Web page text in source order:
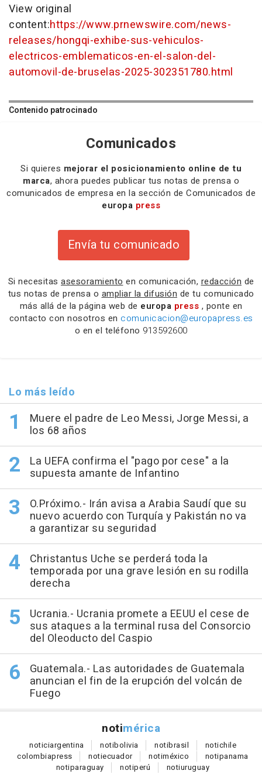
View original
content:https://www.prnewswire.com/news-
releases/hongqi-exhibe-sus-vehiculos-
electricos-emblematicos-en-el-salon-del-
automovil-de-bruselas-2025-302351780.html
Contenido patrocinado
Comunicados
Si quieres mejorar el posicionamiento online de tu
marca, ahora puedes publicar tus notas de prensa o
comunicados de empresa en la sección de Comunicados de
europa press
Envía tu comunicado
Si necesitas asesoramiento en comunicación, redacción de
tus notas de prensa o ampliar la difusión de tu comunicado
más allá de la página web de europa press , ponte en
contacto con nosotros en comunicacion@europapress.es
o en el teléfono 913592600
Lo más leído
Muere el padre de Leo Messi, Jorge Messi, a
los 68 años
La UEFA confirma el "pago por cese" a la
supuesta amante de Infantino
O.Próximo.- Irán avisa a Arabia Saudí que su
nuevo acuerdo con Turquía y Pakistán no va
a garantizar su seguridad
Christantus Uche se perderá toda la
temporada por una grave lesión en su rodilla
derecha
Ucrania.- Ucrania promete a EEUU el cese de
sus ataques a la terminal rusa del Consorcio
del Oleoducto del Caspio
Guatemala.- Las autoridades de Guatemala
anuncian el fin de la erupción del volcán de
Fuego
notimérica
noticiargentina notibolivia notibrasil notichile
colombiapress notiecuador notiméxico notipanama
notiparaguay notiperú notiuruguay